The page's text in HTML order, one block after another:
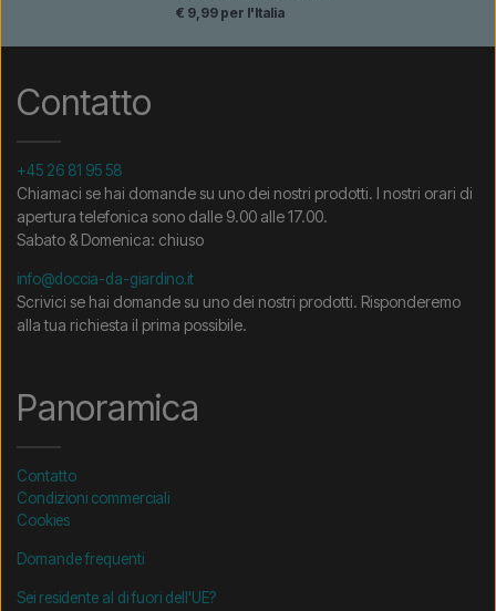
€ 9,99 per l'Italia
Contatto
+45 26 81 95 58
Chiamaci se hai domande su uno dei nostri prodotti. I nostri orari di
apertura telefonica sono dalle 9.00 alle 17.00.
Sabato & Domenica: chiuso
info@doccia-da-giardino.it
Scrivici se hai domande su uno dei nostri prodotti. Risponderemo
alla tua richiesta il prima possibile.
Panoramica
Contatto
Condizioni commerciali
Cookies
Domande frequenti
Sei residente al di fuori dell'UE?